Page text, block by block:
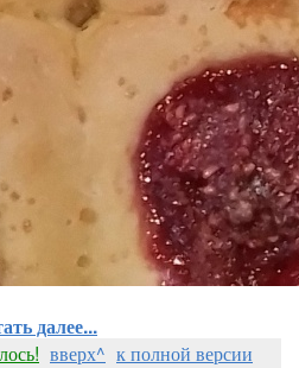
далее...
вверх^ к полной версии